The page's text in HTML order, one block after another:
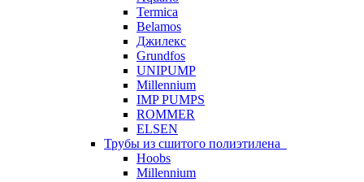
Termica
Belamos
Джилекс
Grundfos
UNIPUMP
Millennium
IMP PUMPS
ROMMER
ELSEN
Трубы из сшитого полиэтилена
Hoobs
Millennium